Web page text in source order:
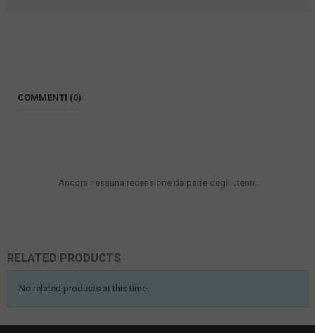
COMMENTI (0)
Ancora nessuna recensione da parte degli utenti.
RELATED PRODUCTS
No related products at this time.